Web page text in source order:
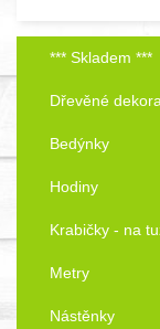
*** Skladem ***
Dřevěné
Bedýnky
Hodiny
Krabičky - na
Metry
Nástěnky